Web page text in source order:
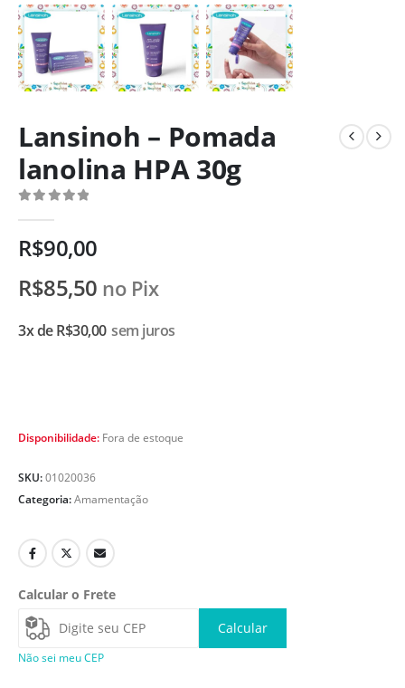
Lansinoh – Pomada
lanolina HPA 30g
R$90,00
R$85,50 no Pix
3x deR$30,00 sem juros
Disponibilidade: Fora de estoque
SKU:01020036
Categoria:Amamentação
Calcular o Frete
Calcular
Não sei meu CEP